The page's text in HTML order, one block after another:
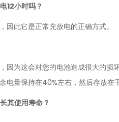
12小时吗？
此它是正常充放电的正确方式。
因为这会对您的电池造成很大的
电量保持在40%左右，然后存放在
其使用寿命？